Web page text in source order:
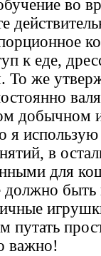
во
к еде,
То же
добычном
в
для
должно
путать
важно!